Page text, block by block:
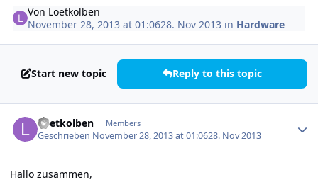
Von Loetkolben
November 28, 2013 at 01:0628. Nov 2013 in Hardware
Start new topic Reply to this topic
Loetkolben Members
Geschrieben November 28, 2013 at 01:0628. Nov 2013
Hallo zusammen,